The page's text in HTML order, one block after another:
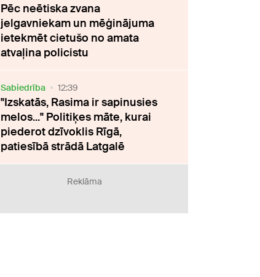
Pēc neētiska zvana
jelgavniekam un mēģinājuma
ietekmēt cietušo no amata
atvaļina policistu
Sabiedrība 12:39
"Izskatās, Rasima ir sapinusies
melos..." Politiķes māte, kurai
piederot dzīvoklis Rīgā,
patiesībā strādā Latgalē
Reklāma